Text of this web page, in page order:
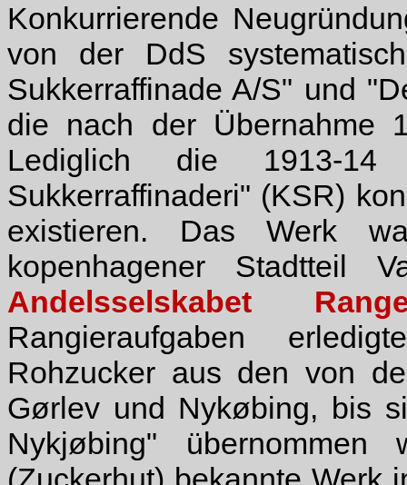
Konkurrierende
von der DdS
Sukkerraffinade A/S" und
die nach der Übernahme
Lediglich die 1913-14
Sukkerraffinaderi" (KSR)
existieren. Das Werk
kopenhagener Stadtteil
Andelsselskabet
Rangieraufgaben
Rohzucker aus den von
Gørlev und Nykøbing, bis
Nykjøbing" übernommen